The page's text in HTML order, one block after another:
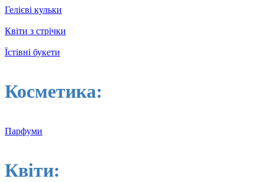
Гелієві кульки
Квіти з стрічки
Їстівні букети
Косметика:
Парфуми
Квіти: